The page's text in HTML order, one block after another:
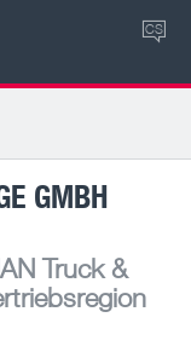
CS
GMBH
Truck &